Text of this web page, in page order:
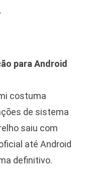
para Android
costuma
de sistema
saiu com
até Android
definitivo.